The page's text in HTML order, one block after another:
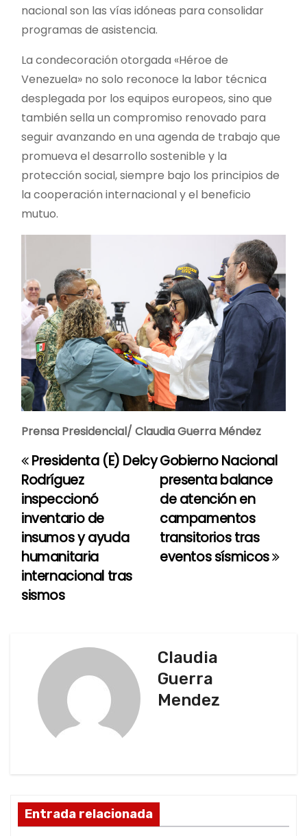
nacional son las vías idóneas para consolidar
programas de asistencia.
La condecoración otorgada «Héroe de
Venezuela» no solo reconoce la labor técnica
desplegada por los equipos europeos, sino que
también sella un compromiso renovado para
seguir avanzando en una agenda de trabajo que
promueva el desarrollo sostenible y la
protección social, siempre bajo los principios de
la cooperación internacional y el beneficio
mutuo.
Prensa Presidencial/ Claudia Guerra Méndez
N
a
v
e
g
e
Gobierno Nacional
presenta balance
de atención en
campamentos
transitorios tras
eventos sísmicos
Presidenta (E) Delcy
Rodríguez
inspeccionó
inventario de
insumos y ayuda
humanitaria
internacional tras
sismos
Claudia
Guerra
Mendez
Entrada relacionada